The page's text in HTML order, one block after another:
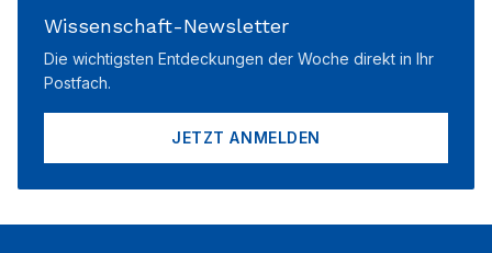
Wissenschaft-Newsletter
Die wichtigsten Entdeckungen der Woche direkt in Ihr
Postfach.
JETZT ANMELDEN